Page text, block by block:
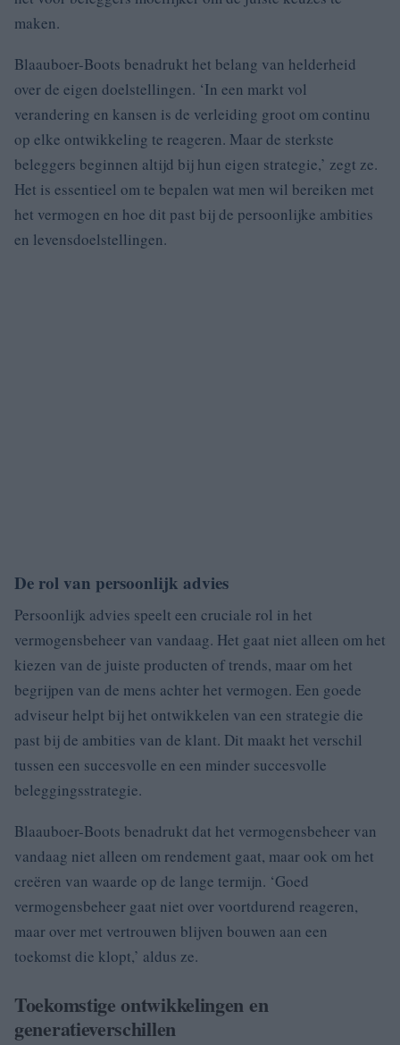
maken.
Blaauboer-Boots benadrukt het belang van helderheid
over de eigen doelstellingen. ‘In een markt vol
verandering en kansen is de verleiding groot om continu
op elke ontwikkeling te reageren. Maar de sterkste
beleggers beginnen altijd bij hun eigen strategie,’ zegt ze.
Het is essentieel om te bepalen wat men wil bereiken met
het vermogen en hoe dit past bij de persoonlijke ambities
en levensdoelstellingen.
De rol van persoonlijk advies
Persoonlijk advies speelt een cruciale rol in het
vermogensbeheer van vandaag. Het gaat niet alleen om het
kiezen van de juiste producten of trends, maar om het
begrijpen van de mens achter het vermogen. Een goede
adviseur helpt bij het ontwikkelen van een strategie die
past bij de ambities van de klant. Dit maakt het verschil
tussen een succesvolle en een minder succesvolle
beleggingsstrategie.
Blaauboer-Boots benadrukt dat het vermogensbeheer van
vandaag niet alleen om rendement gaat, maar ook om het
creëren van waarde op de lange termijn. ‘Goed
vermogensbeheer gaat niet over voortdurend reageren,
maar over met vertrouwen blijven bouwen aan een
toekomst die klopt,’ aldus ze.
Toekomstige ontwikkelingen en
generatieverschillen